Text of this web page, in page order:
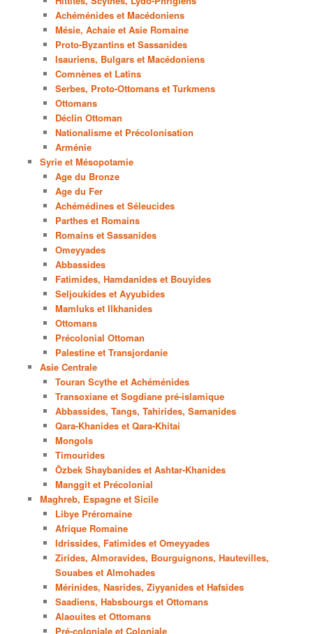
Achéménides et Macédoniens
Mésie, Achaie et Asie Romaine
Proto-Byzantins et Sassanides
Isauriens, Bulgars et Macédoniens
Comnènes et Latins
Serbes, Proto-Ottomans et Turkmens
Ottomans
Déclin Ottoman
Nationalisme et Précolonisation
Arménie
Syrie et Mésopotamie
Age du Bronze
Age du Fer
Achémédines et Séleucides
Parthes et Romains
Romains et Sassanides
Omeyyades
Abbassides
Fatimides, Hamdanides et Bouyides
Seljoukides et Ayyubides
Mamluks et Ilkhanides
Ottomans
Précolonial Ottoman
Palestine et Transjordanie
Asie Centrale
Touran Scythe et Achéménides
Transoxiane et Sogdiane pré-islamique
Abbassides, Tangs, Tahirides, Samanides
Qara-Khanides et Qara-Khitai
Mongols
Timourides
Özbek Shaybanides et Ashtar-Khanides
Manggit et Précolonial
Maghreb, Espagne et Sicile
Libye Préromaine
Afrique Romaine
Idrissides, Fatimides et Omeyyades
Zirides, Almoravides, Bourguignons, Hautevilles,
Souabes et Almohades
Mérinides, Nasrides, Ziyyanides et Hafsides
Saadiens, Habsbourgs et Ottomans
Alaouites et Ottomans
Pré-coloniale et Coloniale